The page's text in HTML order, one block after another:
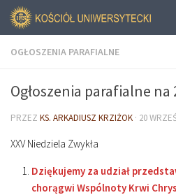
OGŁOSZENIA PARAFIALNE
Ogłoszenia parafialne na
PRZEZ KS. ARKADIUSZ KRZIŻOK · 20
XXV Niedziela Zwykła
Dziękujemy za udział
chorągwi Wspólnoty Krwi